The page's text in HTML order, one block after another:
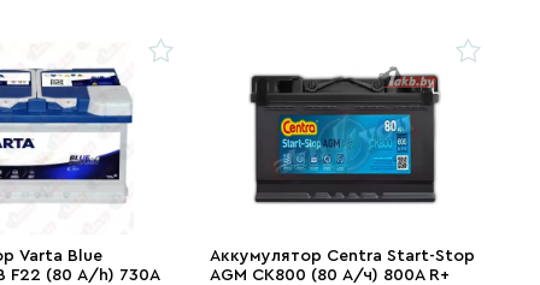
Varta Blue
F22 (80 А/h) 730А
Аккумулятор Centra Start-Stop
AGM CK800 (80 А/ч) 800A R+